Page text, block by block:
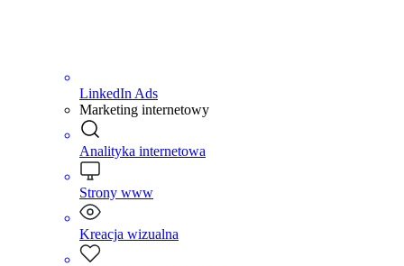
LinkedIn Ads
Marketing internetowy
Analityka internetowa
Strony www
Kreacja wizualna